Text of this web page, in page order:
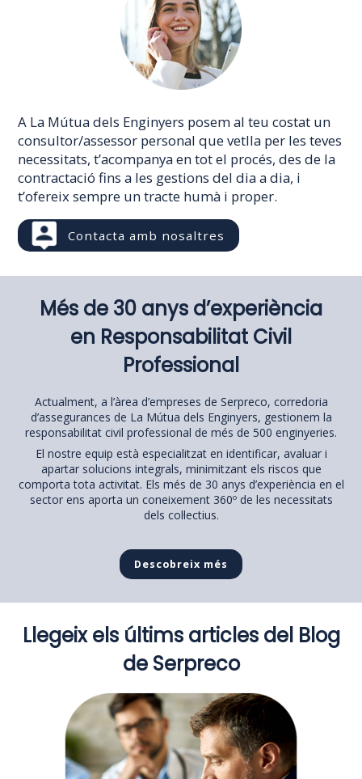
A La Mútua dels Enginyers posem al teu costat un
consultor/assessor personal que vetlla per les teves
necessitats, t’acompanya en tot el procés, des de la
contractació fins a les gestions del dia a dia, i
t’ofereix sempre un tracte humà i proper.
Contacta amb nosaltres
Més de 30 anys d’experiència
en Responsabilitat Civil
Professional
Actualment, a l’àrea d’empreses de Serpreco, corredoria
d’assegurances de La Mútua dels Enginyers, gestionem la
responsabilitat civil professional de més de 500 enginyeries.
El nostre equip està especialitzat en identificar, avaluar i
apartar solucions integrals, minimitzant els riscos que
comporta tota activitat. Els més de 30 anys d’experiència en el
sector ens aporta un coneixement 360º de les necessitats
dels col·lectius.
Descobreix més
Llegeix els últims articles del Blog
de Serpreco